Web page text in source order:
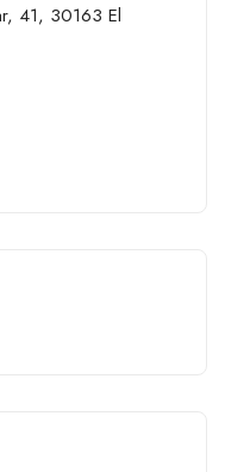
41, 30163 El